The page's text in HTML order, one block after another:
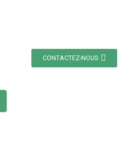
CONTACTEZ-NOUS